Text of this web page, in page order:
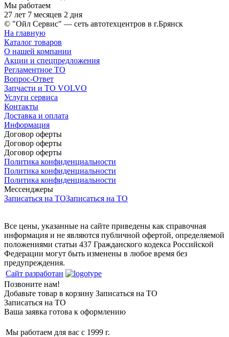
Мы работаем
27 лет 7 месяцев 2 дня
© "Ойл Сервис" — сеть автотехцентров в г.Брянск
На главную
Каталог товаров
О нашей компании
Акции и спецпредложения
Регламентное ТО
Вопрос-Ответ
Запчасти и ТО VOLVO
Услуги сервиса
Контакты
Доставка и оплата
Информация
Договор оферты
Договор оферты
Договор оферты
Политика конфиденциальности
Политика конфиденциальности
Политика конфиденциальности
Мессенджеры
Записаться на ТОЗаписаться на ТО
Все цены, указанные на сайте приведены как справочная
информация и не являются публичной офертой, определяемой
положениями статьи 437 Гражданского кодекса Российской
Федерации могут быть изменены в любое время без
предупреждения.
Сайт разработан
Позвоните нам!
Добавьте товар в корзину Записаться на ТО
Записаться на ТО
Ваша заявка готова к оформлению
Мы работаем для вас с 1999 г.